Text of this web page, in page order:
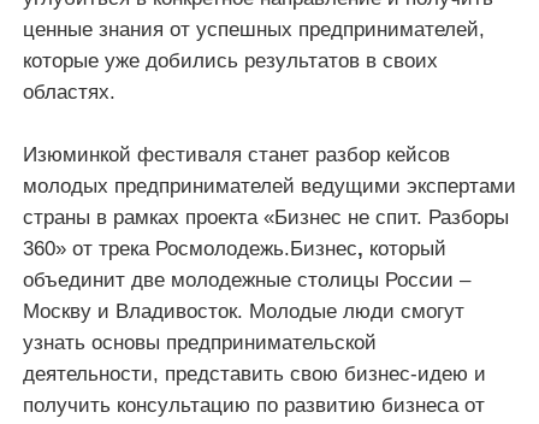
ценные знания от успешных предпринимателей,
которые уже добились результатов в своих
областях.
Изюминкой фестиваля станет разбор кейсов
молодых предпринимателей ведущими экспертами
страны в рамках проекта «Бизнес не спит. Разборы
360» от трека Росмолодежь.Бизнес, который
объединит две молодежные столицы России –
Москву и Владивосток. Молодые люди смогут
узнать основы предпринимательской
деятельности, представить свою бизнес-идею и
получить консультацию по развитию бизнеса от